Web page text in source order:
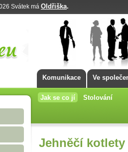
Svátek má Oldřiška.
Komunikace Ve
Jak se co jí Stolování
Jehněčí kotlety